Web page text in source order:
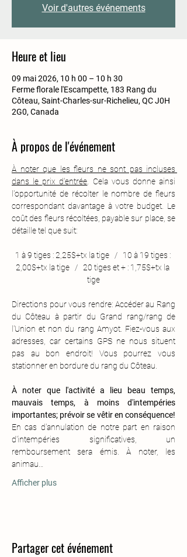
Voir d'autres événements
Heure et lieu
09 mai 2026, 10 h 00 – 10 h 30
Ferme florale l'Escampette, 183 Rang du
Côteau, Saint-Charles-sur-Richelieu, QC J0H
2G0, Canada
À propos de l'événement
À noter que les fleurs ne sont pas incluses
dans le prix d'entrée . Cela vous donne ainsi
l'opportunité de récolter le nombre de fleurs
correspondant davantage à votre budget. Le
coût des fleurs récoltées, payable sur place, se
détaille tel que suit:
1 à 9 tiges : 2,25$+tx la tige   /   10 à 19 tiges :
2,00$+tx la tige   /   20 tiges et + : 1,75$+tx la
tige
Directions pour vous rendre: Accéder au Rang
du Côteau à partir du Grand rang/rang de
l'Union et non du rang Amyot. Fiez-vous aux
adresses, car certains GPS ne nous situent
pas au bon endroit! Vous pourrez vous
stationner en bordure du rang du Côteau.
À noter que l'activité a lieu beau temps,
mauvais temps, à moins d'intempéries
importantes; prévoir se vêtir en conséquence!
En cas d'annulation de notre part en raison
d'intempéries significatives, un
remboursement sera émis. À noter, les
animau…
Afficher plus
Partager cet événement